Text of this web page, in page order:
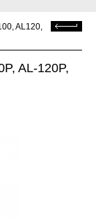
AL120,
Späť
AL-120P,